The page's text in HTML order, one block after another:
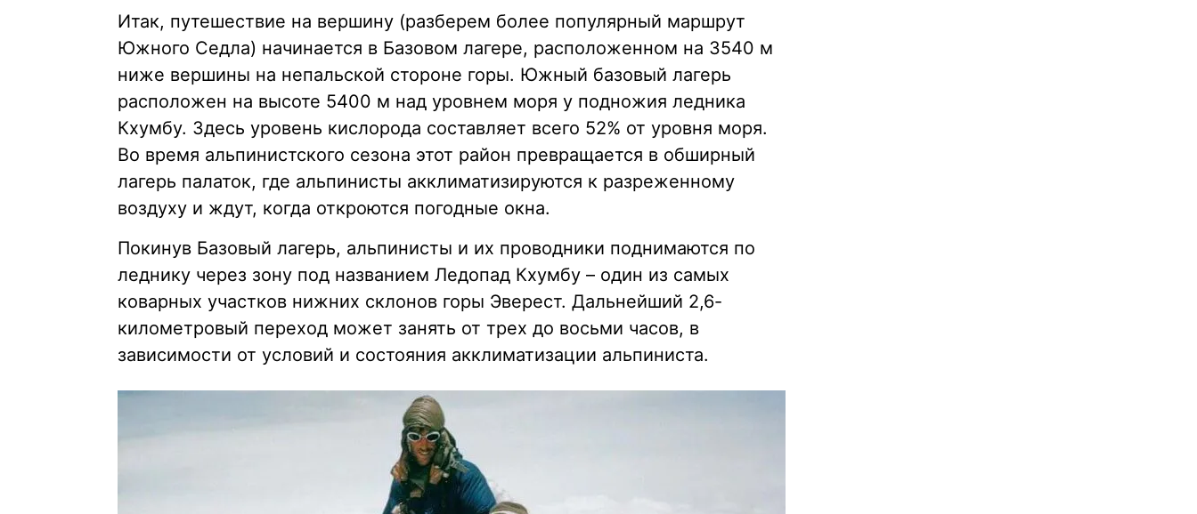
Итак, путешествие на вершину (разберем более популярный маршрут
Южного Седла) начинается в Базовом лагере, расположенном на 3540 м
ниже вершины на непальской стороне горы. Южный базовый лагерь
расположен на высоте 5400 м над уровнем моря у подножия ледника
Кхумбу. Здесь уровень кислорода составляет всего 52% от уровня моря.
Во время альпинистского сезона этот район превращается в обширный
лагерь палаток, где альпинисты акклиматизируются к разреженному
воздуху и ждут, когда откроются погодные окна.
Покинув Базовый лагерь, альпинисты и их проводники поднимаются по
леднику через зону под названием Ледопад Кхумбу – один из самых
коварных участков нижних склонов горы Эверест. Дальнейший 2,6-
километровый переход может занять от трех до восьми часов, в
зависимости от условий и состояния акклиматизации альпиниста.